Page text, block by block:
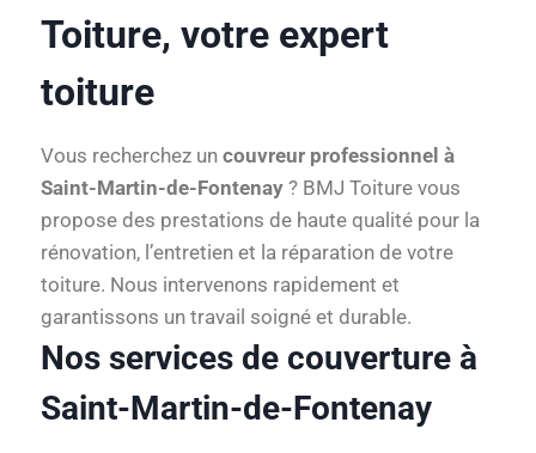
Toiture, votre expert
toiture
Vous recherchez un couvreur professionnel à
Saint-Martin-de-Fontenay ? BMJ Toiture vous
propose des prestations de haute qualité pour la
rénovation, l’entretien et la réparation de votre
toiture. Nous intervenons rapidement et
garantissons un travail soigné et durable.
Nos services de couverture à
Saint-Martin-de-Fontenay